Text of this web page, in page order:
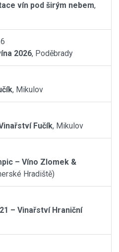
vín pod širým nebem,
2026, Poděbrady
, Mikulov
Fučík, Mikulov
– Víno Zlomek &
Hradiště)
– Vinařství Hraniční